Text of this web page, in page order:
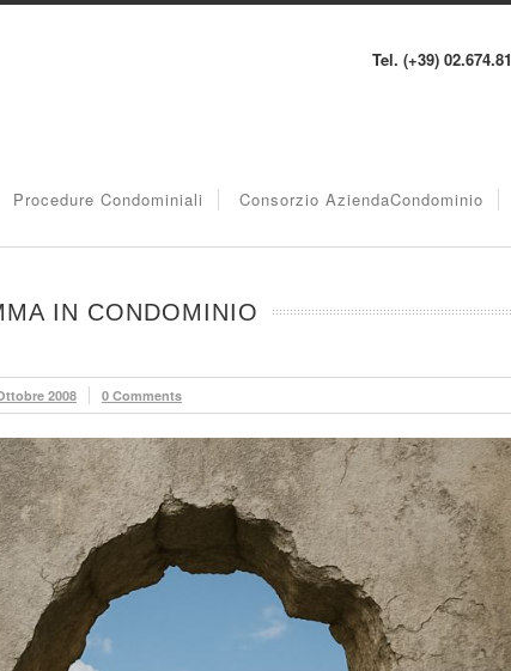
Tel. (+39)
Procedure Condominiali Consorzio AziendaCondominio
IN CONDOMINIO
2008 0 Comments